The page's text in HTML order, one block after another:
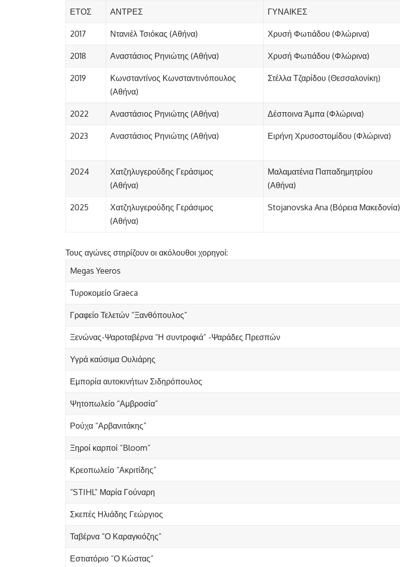
ΕΤΟΣ
ΑΝΤΡΕΣ ΓΥΝΑΙΚΕΣ
2017 Ντανιέλ Τσιόκας (Αθήνα) Χρυσή Φωτιάδου (Φλώρινα)
2018 Αναστάσιος Ρηνιώτης (Αθήνα) Χρυσή Φωτιάδου (Φλώρινα)
2019
Κωνσταντίνος Κωνσταντινόπουλος
(Αθήνα)
Στέλλα Τζαρίδου (Θεσσαλονίκη)
2022 Αναστάσιος Ρηνιώτης (Αθήνα) Δέσποινα Άμπα (Φλώρινα)
2023 Αναστάσιος Ρηνιώτης (Αθήνα) Ειρήνη Χρυσοστομίδου (Φλώρινα)
2024
Χατζηλυγερούδης Γεράσιμος
(Αθήνα)
Μαλαματένια Παπαδημητρίου
(Αθήνα)
2025
Χατζηλυγερούδης Γεράσιμος
(Αθήνα)
Stojanovska Ana (Βόρεια Μακεδονία)
Τους αγώνες στηρίζουν οι ακόλουθοι χορηγοί:
Megas Yeeros
Τυροκομείο Graeca
Γραφείο Τελετών “Ξανθόπουλος”
Ξενώνας-Ψαροταβέρνα “Η συντροφιά” -Ψαράδες Πρεσπών
Υγρά καύσιμα Ουλιάρης
Εμπορία αυτοκινήτων Σιδηρόπουλος
Ψητοπωλείο “Αμβροσία”
Ρούχα “Αρβανιτάκης”
Ξηροί καρποί “Bloom”
Κρεοπωλείο “Ακριτίδης”
“STIHL” Μαρία Γούναρη
Σκεπές Ηλιάδης Γεώργιος
Ταβέρνα “Ο Καραγκιόζης”
Εστιατόριο “Ο Κώστας”